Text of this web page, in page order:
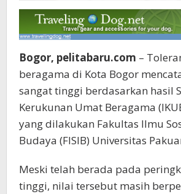
Bogor, pelitabaru.com –
beragama di Kota Bogor
sangat tinggi berdasarkan hasil
Kerukunan Umat Beragama
yang dilakukan Fakultas Ilmu
Budaya (FISIB) Universitas
Meski telah berada pada
tinggi, nilai tersebut masih